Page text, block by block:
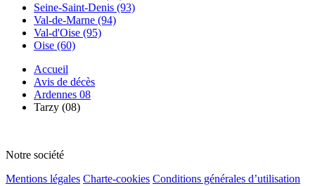
Seine-Saint-Denis (93)
Val-de-Marne (94)
Val-d'Oise (95)
Oise (60)
Accueil
Avis de décès
Ardennes 08
Tarzy (08)
Notre société
Mentions légales Charte-cookies Conditions générales d’utilisation